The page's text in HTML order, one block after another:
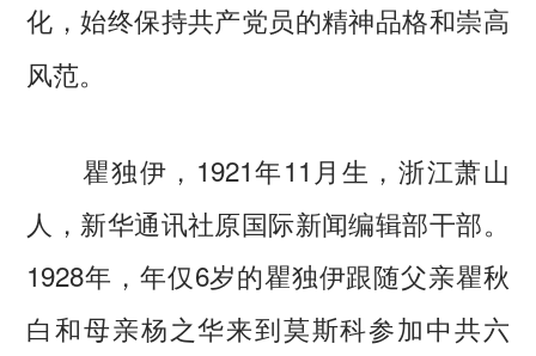
化，始终保持共产党员的精神品格和崇高
风范。
瞿独伊，1921年11月生，浙江萧山
人，新华通讯社原国际新闻编辑部干部。
1928年，年仅6岁的瞿独伊跟随父亲瞿秋
白和母亲杨之华来到莫斯科参加中共六